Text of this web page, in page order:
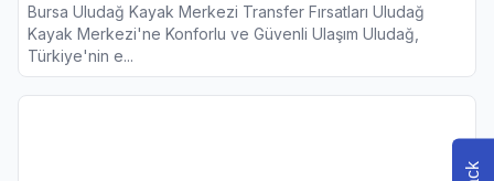
Bursa Uludağ Kayak Merkezi Transfer Fırsatları Uludağ
Kayak Merkezi'ne Konforlu ve Güvenli Ulaşım Uludağ,
Türkiye'nin e...